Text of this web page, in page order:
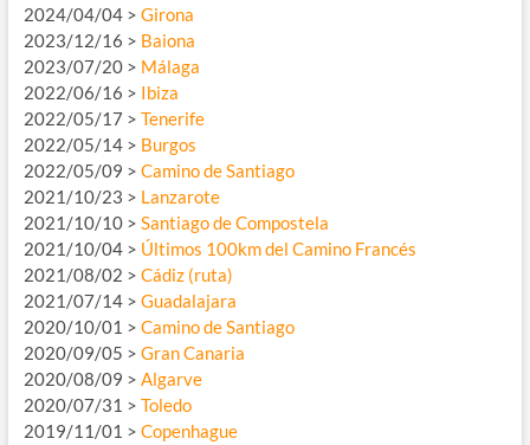
2024/04/04 > Girona
2023/12/16 > Baiona
2023/07/20 > Málaga
2022/06/16 > Ibiza
2022/05/17 > Tenerife
2022/05/14 > Burgos
2022/05/09 > Camino de Santiago
2021/10/23 > Lanzarote
2021/10/10 > Santiago de Compostela
2021/10/04 > Últimos 100km del Camino Francés
2021/08/02 > Cádiz (ruta)
2021/07/14 > Guadalajara
2020/10/01 > Camino de Santiago
2020/09/05 > Gran Canaria
2020/08/09 > Algarve
2020/07/31 > Toledo
2019/11/01 > Copenhague